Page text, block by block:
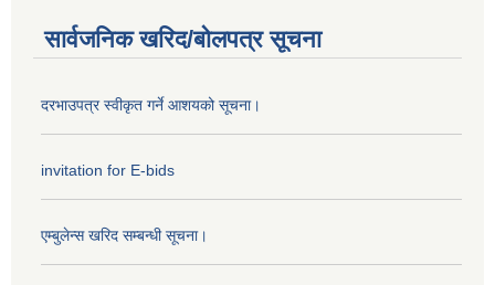
सार्वजनिक खरिद/बोलपत्र सूचना
दरभाउपत्र स्वीकृत गर्ने आशयको सूचना।
invitation for E-bids
एम्बुलेन्स खरिद सम्बन्धी सूचना।